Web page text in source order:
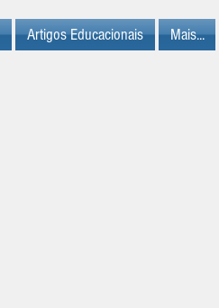
Artigos Educacionais Mais...